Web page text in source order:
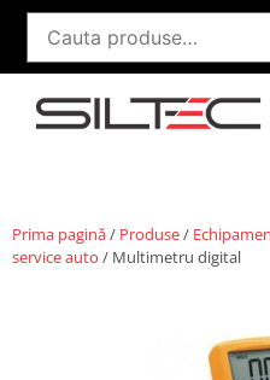
Prima pagină/ Produse/
service auto / Multimetru digital